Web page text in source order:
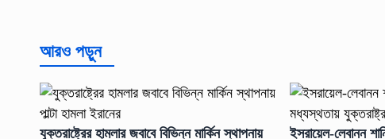
আরও পড়ুন
যুক্তরাষ্ট্রের হামলার জবাবে বিভিন্ন মার্কিন স্থাপনায় ইসরায়েল-লেবানন